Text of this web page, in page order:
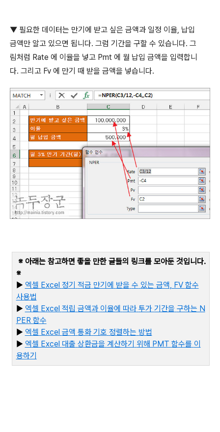
▼ 필요한 데이터는 만기에 받고 싶은 금액과 일정 이율, 납입
금액만 알고 있으면 됩니다. 그럼 기간을 구할 수 있습니다. 그
림처럼 Rate 에 이율을 넣고 Pmt 에 월 납입 금액을 입력합니
다. 그리고 Fv 에 만기 때 받을 금액을 넣습니다.
※ 아래는 참고하면 좋을 만한 글들의 링크를 모아둔 것입니다.
※
▶ 엑셀 Excel 정기 적금 만기에 받을 수 있는 금액, FV 함수
사용법
▶ 엑셀 Excel 적립 금액과 이율에 따라 투가 기간을 구하는 N
PER 함수
▶ 엑셀 Excel 금액 통화 기호 정렬하는 방법
▶ 엑셀 Excel 대출 상환금을 계산하기 위해 PMT 함수를 이
용하기